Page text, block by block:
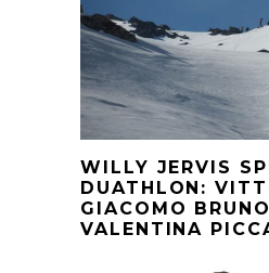
WILLY JERVIS
DUATHLON:
GIACOMO
VALENTINA